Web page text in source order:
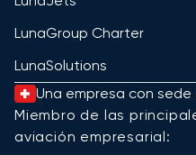
LunaGroup Charter
LunaSolutions
Una empresa con sede
Miembro de las
aviación empresarial: